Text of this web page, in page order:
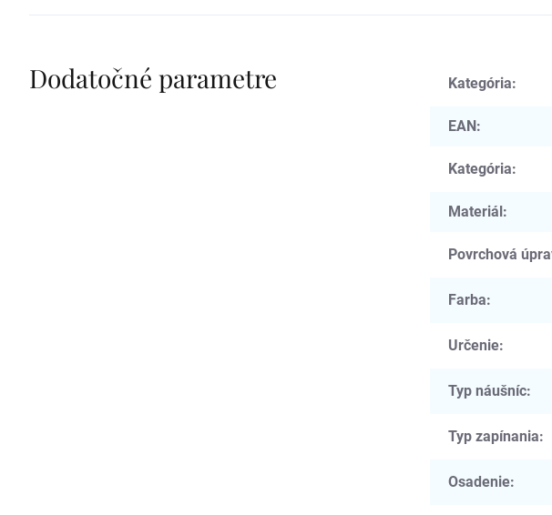
Dodatočné parametre Kategória:
EAN:
Kategória:
Materiál:
Povrchová
Farba:
Určenie:
Typ náušníc:
Typ zapínania:
Osadenie: